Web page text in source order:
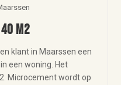
m2
klant in Maarssen een
een woning. Het
Microcement wordt op